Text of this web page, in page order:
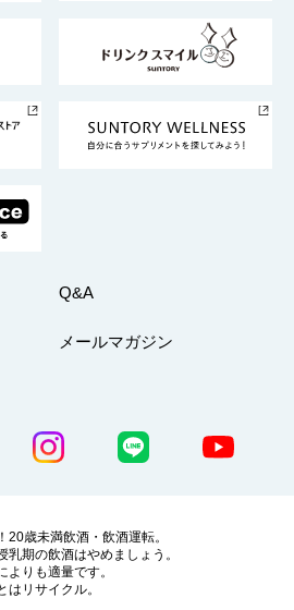
Q&A
メールマガジン
20歳未満飲酒・飲酒運転。
乳期の飲酒はやめましょう。
よりも適量です。
はリサイクル。